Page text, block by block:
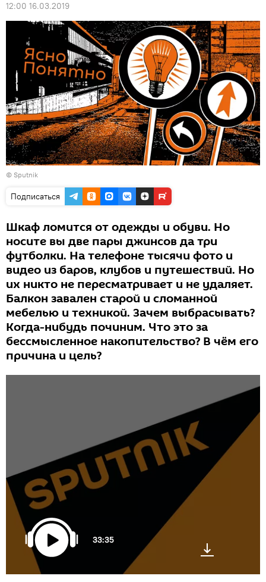
12:00 16.03.2019
© Sputnik
Подписаться
Шкаф ломится от одежды и обуви. Но
носите вы две пары джинсов да три
футболки. На телефоне тысячи фото и
видео из баров, клубов и путешествий. Но
их никто не пересматривает и не удаляет.
Балкон завален старой и сломанной
мебелью и техникой. Зачем выбрасывать?
Когда-нибудь починим. Что это за
бессмысленное накопительство? В чём его
причина и цель?
33:35